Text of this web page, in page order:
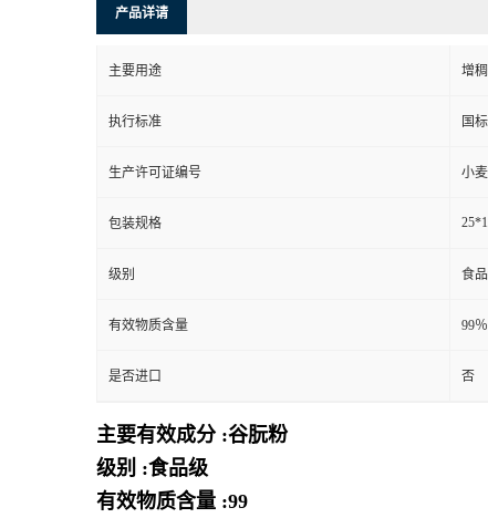
产品详请
主要用途 增
执行标准 国标
生产许可证编号 小
包装规格 25*1
级别 食
有效物质含量 99％
是否进口 否
主要有效成分 :谷朊粉
级别 :食品级
有效物质含量 :99